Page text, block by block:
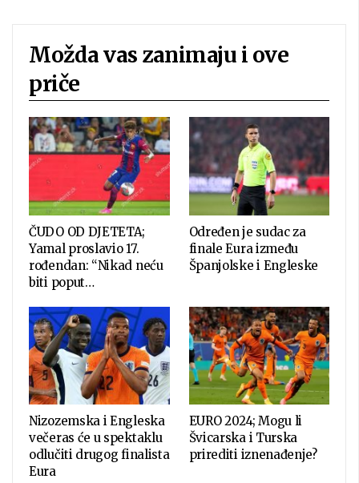
Možda vas zanimaju i ove
priče
ČUDO OD DJETETA;
Yamal proslavio 17.
rođendan: “Nikad neću
biti poput…
Određen je sudac za
finale Eura između
Španjolske i Engleske
Nizozemska i Engleska
večeras će u spektaklu
odlučiti drugog finalista
Eura
EURO 2024; Mogu li
Švicarska i Turska
prirediti iznenađenje?